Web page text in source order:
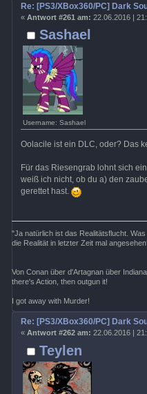
Sashael
Username: Sashael
Re: [PS3/XBox360/PC] Dark
« Antwort #261 am: 22.06.2016 |
Oolacile ist ein DLC, oder? Das
Für das Riesengrab lohnt sich
weiß ich nicht, ob du a) den
gerettet hast.
"Ja natürlich ist das Realitätsflucht.
die Realität in letzter Zeit mal
Von Conan über d'Artagnan über
there's Action, then outgun it!
I got away with Murder!
Teylen
Re: [PS3/XBox360/PC] Dark
« Antwort #262 am: 22.06.2016 |